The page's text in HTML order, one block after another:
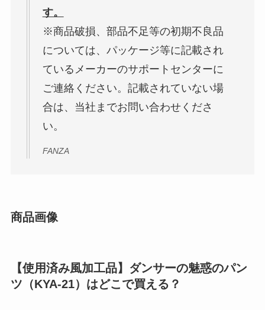
す。
※商品破損、部品不足等の初期不良品
については、パッケージ等に記載され
ているメーカーのサポートセンターに
ご連絡ください。記載されていない場
合は、当社までお問い合わせくださ
い。
FANZA
商品画像
【使用済み風加工品】ダンサーの魅惑のパン
ツ（KYA-21）はどこで買える？